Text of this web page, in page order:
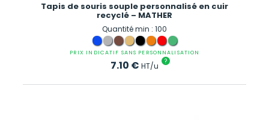
Tapis de souris souple personnalisé en cuir
recyclé – MATHER
Quantité min : 100
PRIX INDICATIF SANS PERSONNALISATION
7.10 € HT/u ?